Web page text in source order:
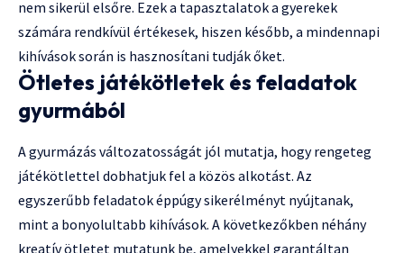
nem sikerül elsőre. Ezek a tapasztalatok a gyerekek
számára rendkívül értékesek, hiszen később, a mindennapi
kihívások során is hasznosítani tudják őket.
Ötletes játékötletek és feladatok
gyurmából
A gyurmázás változatosságát jól mutatja, hogy rengeteg
játékötlettel dobhatjuk fel a közös alkotást. Az
egyszerűbb feladatok éppúgy sikerélményt nyújtanak,
mint a bonyolultabb kihívások. A következőkben néhány
kreatív ötletet mutatunk be, amelyekkel garantáltan